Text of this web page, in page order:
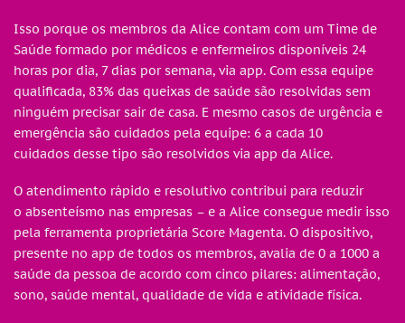
Isso porque os membros da Alice contam com um Time de
Saúde formado por médicos e enfermeiros disponíveis 24
horas por dia, 7 dias por semana, via app. Com essa equipe
qualificada, 83% das queixas de saúde são resolvidas sem
ninguém precisar sair de casa. E mesmo casos de urgência e
emergência são cuidados pela equipe: 6 a cada 10
cuidados desse tipo são resolvidos via app da Alice.
O atendimento rápido e resolutivo contribui para reduzir
o absenteísmo nas empresas – e a Alice consegue medir isso
pela ferramenta proprietária Score Magenta. O dispositivo,
presente no app de todos os membros, avalia de 0 a 1000 a
saúde da pessoa de acordo com cinco pilares: alimentação,
sono, saúde mental, qualidade de vida e atividade física.